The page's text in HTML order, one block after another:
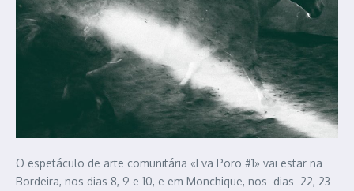
O espetáculo de arte comunitária «Eva Poro #1» vai estar na
Bordeira, nos dias 8, 9 e 10, e em Monchique, nos dias 22, 23